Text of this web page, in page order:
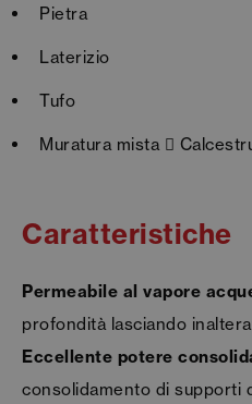
Pietra
Laterizio
Tufo
Muratura mista 􏰀
Caratteristiche
Permeabile al vapore
profondità lasciando
Eccellente potere
consolidamento di supporti